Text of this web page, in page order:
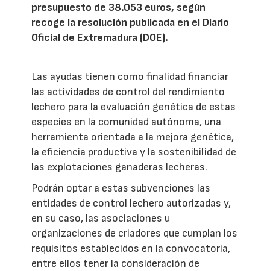
presupuesto de 38.053 euros, según
recoge la resolución publicada en el Diario
Oficial de Extremadura (DOE).
Las ayudas tienen como finalidad financiar
las actividades de control del rendimiento
lechero para la evaluación genética de estas
especies en la comunidad autónoma, una
herramienta orientada a la mejora genética,
la eficiencia productiva y la sostenibilidad de
las explotaciones ganaderas lecheras.
Podrán optar a estas subvenciones las
entidades de control lechero autorizadas y,
en su caso, las asociaciones u
organizaciones de criadores que cumplan los
requisitos establecidos en la convocatoria,
entre ellos tener la consideración de